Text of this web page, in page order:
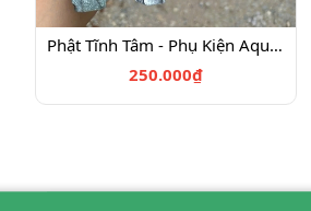
Phật Tĩnh Tâm - Phụ Kiện Aquagarden
250.000₫